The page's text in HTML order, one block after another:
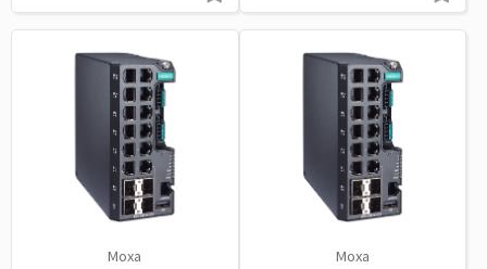
Moxa Moxa